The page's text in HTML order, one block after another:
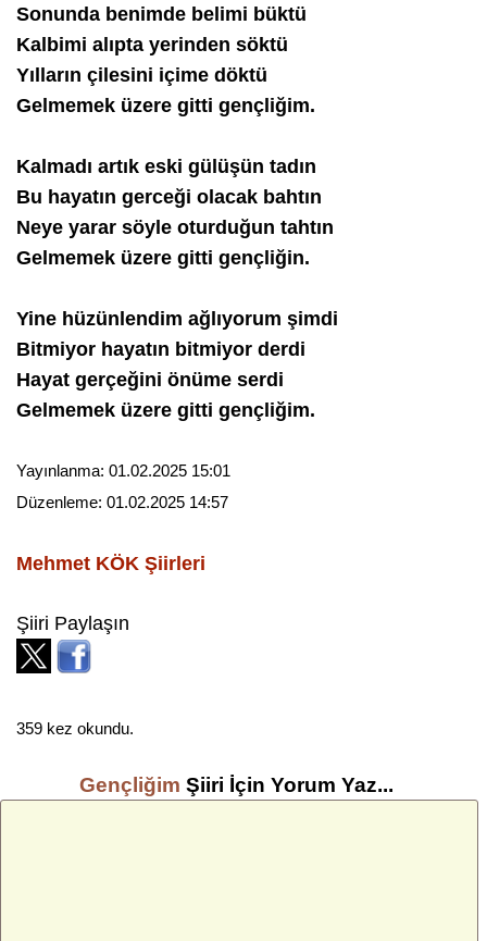
Sonunda benimde belimi büktü
Kalbimi alıpta yerinden söktü
Yılların çilesini içime döktü
Gelmemek üzere gitti gençliğim.
Kalmadı artık eski gülüşün tadın
Bu hayatın gerceği olacak bahtın
Neye yarar söyle oturduğun tahtın
Gelmemek üzere gitti gençliğin.
Yine hüzünlendim ağlıyorum şimdi
Bitmiyor hayatın bitmiyor derdi
Hayat gerçeğini önüme serdi
Gelmemek üzere gitti gençliğim.
Yayınlanma: 01.02.2025 15:01
Düzenleme: 01.02.2025 14:57
Mehmet KÖK Şiirleri
Şiiri Paylaşın
359 kez okundu.
Gençliğim Şiiri İçin Yorum Yaz...